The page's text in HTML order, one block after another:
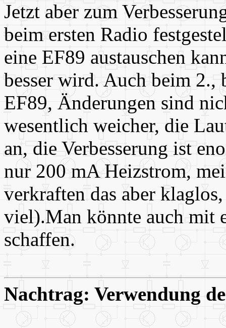
Jetzt aber zum
beim ersten Radio
eine EF89 austauschen
besser wird. Auch beim 2.,
EF89, Änderungen sind
wesentlich weicher, die
an, die Verbesserung ist
nur 200 mA Heizstrom,
verkraften das aber
viel).Man könnte auch mit
schaffen.
Nachtrag: Verwendung